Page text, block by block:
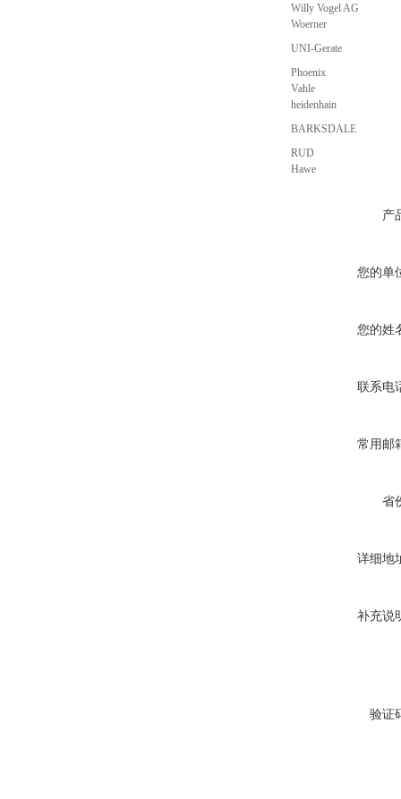
Willy Vogel AG
Woerner
UNI-Gerate
Phoenix
Vahle
heidenhain
BARKSDALE
RUD
Hawe
产
您的单
您的姓
联系电
常用邮
省
详细地
补充说
验证